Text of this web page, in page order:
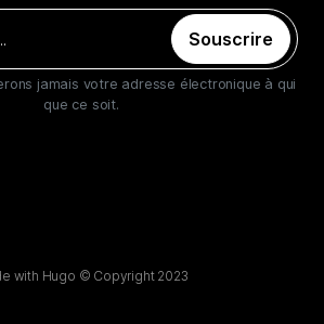
Souscrire
jamais votre adresse électronique à qui
que ce soit.
with Hugo © Copyright 2023